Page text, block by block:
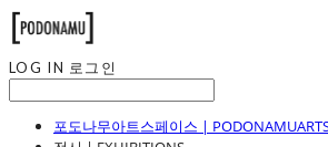
LOG IN 로그인
포도나무아트스페이스 |